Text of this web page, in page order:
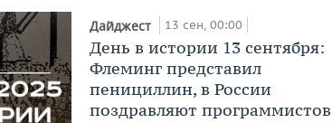
Дайджест 13 сен, 00:00
День в истории 13 сентября:
Флеминг представил
пенициллин, в России
поздравляют программистов